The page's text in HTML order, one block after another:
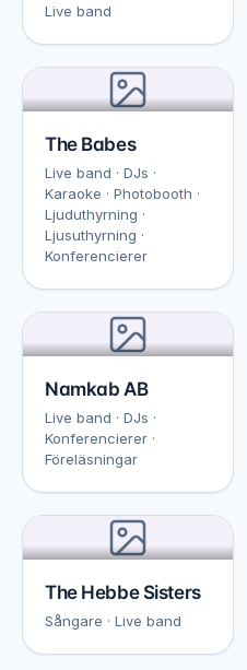
Live band
The Babes
Live band · DJs ·
Karaoke · Photobooth ·
Ljuduthyrning ·
Ljusuthyrning ·
Konferencierer
Namkab AB
Live band · DJs ·
Konferencierer ·
Föreläsningar
The Hebbe Sisters
Sångare · Live band